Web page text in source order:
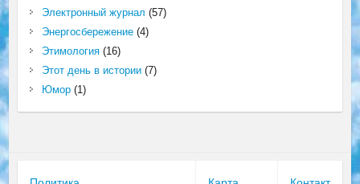
Электронный журнал (57)
Энергосбережение(4)
Этимология(16)
Этот день в истории(7)
Юмор(1)